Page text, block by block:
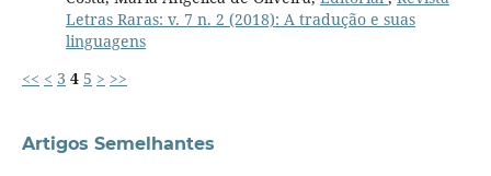
Letras Raras: v. 7 n. 2 (2018): A tradução e suas
linguagens
<< < 3 4 5 > >>
Artigos Semelhantes